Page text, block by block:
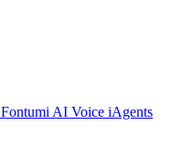
Fontumi AI Voice iAgents